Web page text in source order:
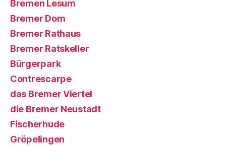
Bremen Lesum
Bremer Dom
Bremer Rathaus
Bremer Ratskeller
Bürgerpark
Contrescarpe
das Bremer Viertel
die Bremer Neustadt
Fischerhude
Gröpelingen